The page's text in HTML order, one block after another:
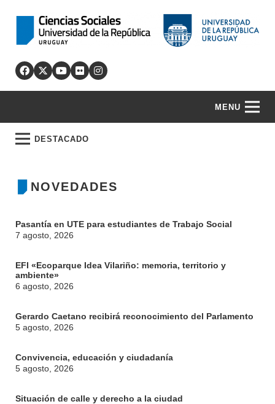
MENU
DESTACADO
NOVEDADES
Pasantía en UTE para estudiantes de Trabajo Social
7 agosto, 2026
EFI «Ecoparque Idea Vilariño: memoria, territorio y
ambiente»
6 agosto, 2026
Gerardo Caetano recibirá reconocimiento del Parlamento
5 agosto, 2026
Convivencia, educación y ciudadanía
5 agosto, 2026
Situación de calle y derecho a la ciudad